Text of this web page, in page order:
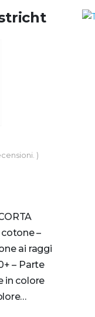
)
cotone –
ai raggi
– Parte
in colore